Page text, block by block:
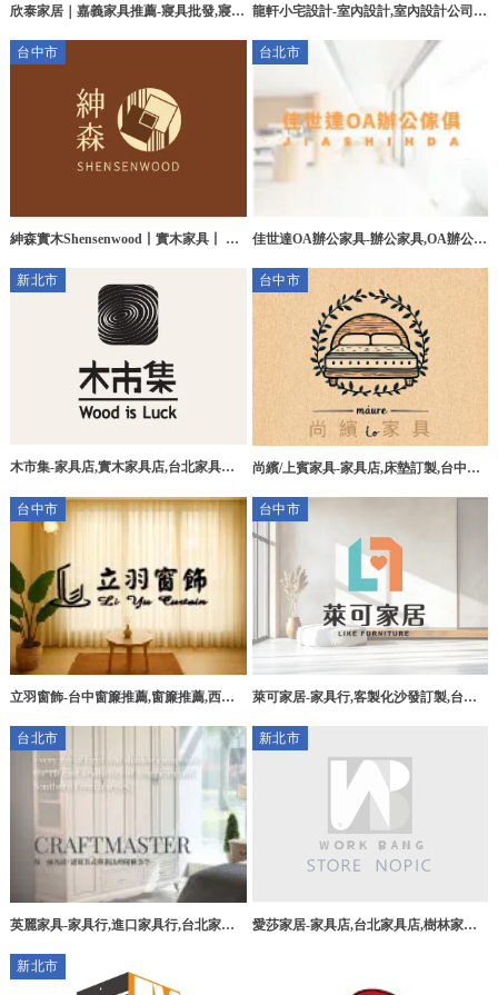
欣泰家居｜嘉義家具推薦-寢具批發,寢具
寢具工廠
龍軒小宅設計-室內設計,室內設計公司,
台中市
紳森實木Shensenwood丨實木家具丨 實
台北市
佳世達OA辦公家具-辦公家具,OA辦公家
區辦公家具
新北市
木市集-家具店,實木家具店,台北家具店,
台中市
尚繽/上賓家具-家具店,床墊訂製,台中家
台中市
立羽窗飾-台中窗簾推薦,窗簾推薦,西屯
製,台中窗簾店,西屯窗簾推薦
台中市
萊可家居-家具行,客製化沙發訂製,台中
台北市
英麗家具-家具行,進口家具行,台北家具
新北市
愛莎家居-家具店,台北家具店,樹林家具
新北市